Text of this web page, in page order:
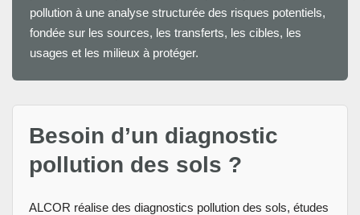
pollution à une analyse structurée des risques potentiels,
fondée sur les sources, les transferts, les cibles, les
usages et les milieux à protéger.
Besoin d’un diagnostic
pollution des sols ?
ALCOR réalise des diagnostics pollution des sols, études